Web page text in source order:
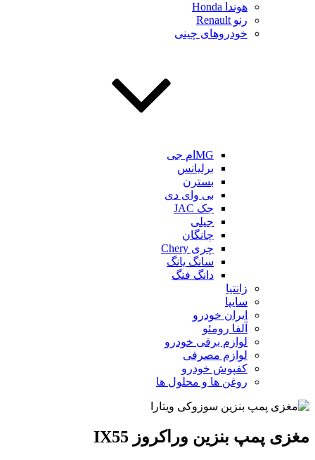
هوندا Honda
رنو Renault
خودروهای چینی
MGام جی
برلیانس
بسترن
بی وای دی
جک JAC
جیلی
چانگان
چری Chery
سانگ یانگ
دانگ فنگ
زانتیا
سایپا
ایران خودرو
آلفا رومئو
لوازم برقی خودرو
لوازم مصرفی
کفپوش خودرو
روغن ها و محلول ها
مغزی پمپ بنزین وراکروز IX55